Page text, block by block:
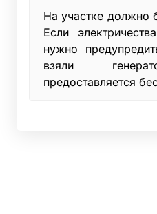
На участке должно
Если
нужно
взяли
предоставляется